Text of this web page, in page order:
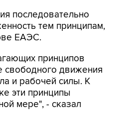
последовательно
тем принципам,
ЕАЭС.
принципов
свободного движения
и рабочей силы. К
эти принципы
мере", - сказал